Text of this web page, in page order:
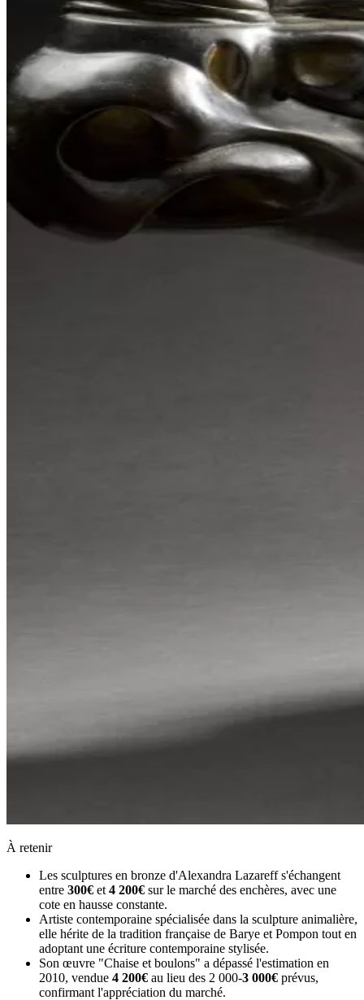
À retenir
Les sculptures en bronze d'Alexandra Lazareff s'échangent
entre 300€ et 4 200€ sur le marché des enchères, avec une
cote en hausse constante.
Artiste contemporaine spécialisée dans la sculpture animalière,
elle hérite de la tradition française de Barye et Pompon tout en
adoptant une écriture contemporaine stylisée.
Son œuvre "Chaise et boulons" a dépassé l'estimation en
2010, vendue 4 200€ au lieu des 2 000-3 000€ prévus,
confirmant l'appréciation du marché.